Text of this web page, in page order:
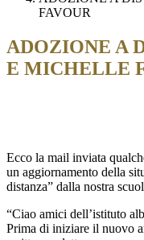
FAVOUR
ADOZIONE A
E MICHELLE
Ecco la mail inviata
un aggiornamento della
distanza” dalla nostra
“Ciao amici dell’istituto
Prima di iniziare il nuovo